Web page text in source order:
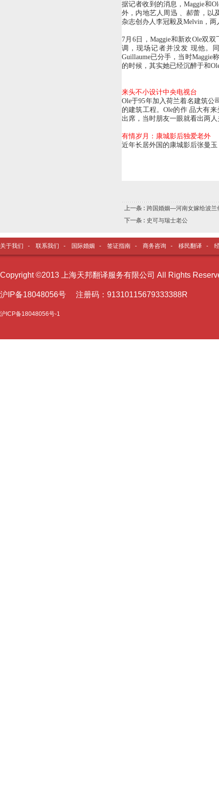
据记者收到的消息，Maggie和
外，内地艺人周迅 、郝蕾，以
杂志创办人李冠毅及Melvin，
7月6日，Maggie和新欢Ole双
调，现场记者并没发 现他。
Guillaume已分手，当时Maggie
的时候，其实她已经沉醉于和
来头不小设计中央电视台
Ole于95年加入荷兰着名建筑
的建筑工程。Ole的作 品大有
出席，当时朋友一眼就看出两
有情岁月：康城影后独爱老外
近年长居外国的康城影后张曼
上一条 : 跨国婚姻—河南女嫁给波兰
下一条 : 史可与瑞士老公
关于我们 - 联系我们 - 国际婚姻 - 签证指南 - 商务咨询 - 移民翻译 -
Copyright ©2013 上海天邦翻译服务有限公司 All Rights
沪I P备18048056号 注册码：91310115679333388R
沪ICP备18048056号-1